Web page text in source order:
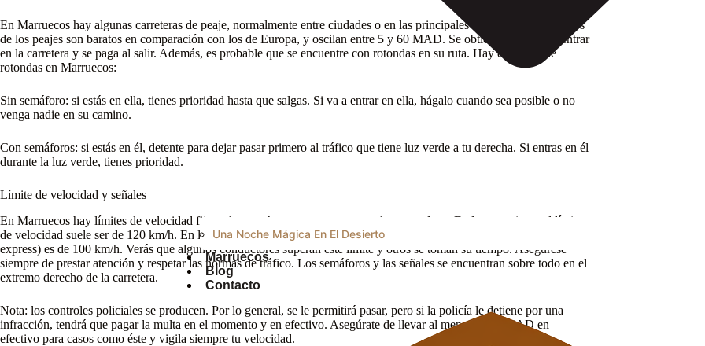
Una Noche Mágica En El Desierto
Marruecos
Blog
Contacto
En Marruecos hay algunas carreteras de peaje, normalmente entre ciudades o en las principales autopistas. Los precios
de los peajes son baratos en comparación con los de Europa, y oscilan entre 5 y 60 MAD. Se obtiene un ticket al entrar
en la carretera y se paga al salir. Además, es probable que se encuentre con rotondas en su ruta. Hay dos tipos de
rotondas en Marruecos:
Sin semáforo: si estás en ella, tienes prioridad hasta que salgas. Si va a entrar en ella, hágalo cuando sea posible o no
venga nadie en su camino.
Con semáforos: si estás en él, detente para dejar pasar primero al tráfico que tiene luz verde a tu derecha. Si entras en él
durante la luz verde, tienes prioridad.
Límite de velocidad y señales
En Marruecos hay límites de velocidad fijos a los que hay que atenerse cuando se conduce. En las autopistas, el límite
de velocidad suele ser de 120 km/h. En las zonas urbanas, es de 60 km/h y en las carreteras fuera de las ciudades (voies
express) es de 100 km/h. Verás que algunos conductores superan este límite y otros se toman su tiempo. Asegúrese
siempre de prestar atención y respetar las normas de tráfico. Los semáforos y las señales se encuentran sobre todo en el
extremo derecho de la carretera.
Nota: los controles policiales se producen. Por lo general, se le permitirá pasar, pero si la policía le detiene por una
infracción, tendrá que pagar la multa en el momento y en efectivo. Asegúrate de llevar al menos 1000 MAD en
efectivo para casos como éste y vigila siempre tu velocidad.